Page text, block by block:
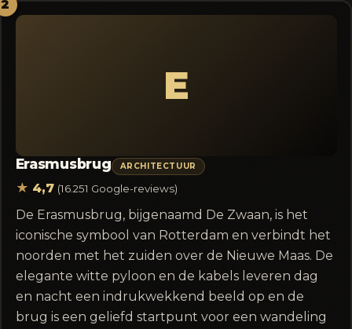
2
E
Erasmusbrug ARCHITECTUUR
★ 4,7 (16.251 Google-reviews)
De Erasmusbrug, bijgenaamd De Zwaan, is het
iconische symbool van Rotterdam en verbindt het
noorden met het zuiden over de Nieuwe Maas. De
elegante witte pyloon en de kabels leveren dag
en nacht een indrukwekkend beeld op en de
brug is een geliefd startpunt voor een wandeling